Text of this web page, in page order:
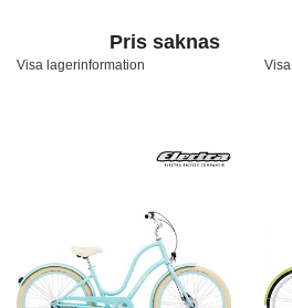
Pris saknas
Visa lagerinformation